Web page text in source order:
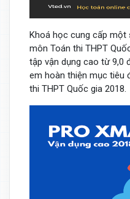
Khoá học cung cấp một
môn Toán thi THPT
tập vận dụng cao từ 9,0
em hoàn thiện mục tiêu
thi THPT Quốc gia 2018.